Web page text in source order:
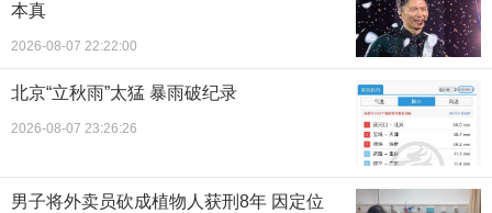
本真
2026-08-07 22:22:00
北京“立秋雨”太猛 暴雨破纪录
2026-08-07 23:26:26
男子将外卖员砍成植物人获刑8年 因定位